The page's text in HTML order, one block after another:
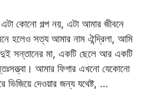
গল্প নয়, এটা আমার জীবনে
হলেও সত্য আমার নাম ঐন্দ্রিলা, আমি
সন্তানের মা, একটি ছেলে আর একটি
আমার ফিগার এখনো যেকোনো
ভিজিয়ে দেওয়ার জন্য যথেষ্ট, …